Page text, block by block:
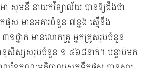
អោ សុមនី នាយកវិទ្យាល័យ បានឱ្យដឹងថា
ស មានអគារចំនួន ៧ខ្នង ស្មើនឹង
៣១ថ្នាក់ មានលោកគ្រូ អ្នកគ្រូសរុបចំនួន
សិស្សសរុបចំនួន ១ ៤៦៨នាក់។ បន្ទាប់មក